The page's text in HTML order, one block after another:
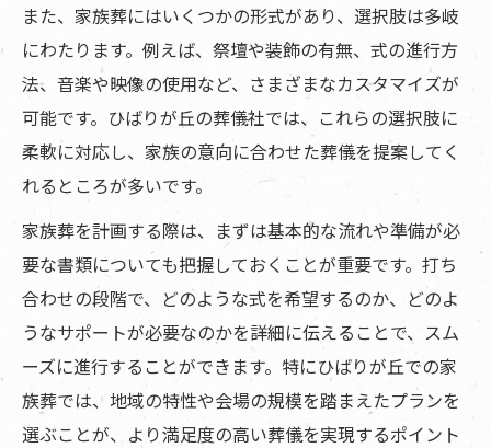
また、家族葬にはいくつかの形式があり、選択肢は多岐
にわたります。例えば、祭壇や装飾の有無、式の進行方
法、音楽や映像の使用など、さまざまなカスタマイズが
可能です。ひばりが丘の葬儀社では、これらの選択肢に
柔軟に対応し、家族の意向に合わせた葬儀を提案してく
れるところが多いです。
家族葬を計画する際は、まずは基本的な流れや準備が必
要な書類についても把握しておくことが重要です。打ち
合わせの段階で、どのような式を希望するのか、どのよ
うなサポートが必要なのかを詳細に伝えることで、スム
ーズに進行することができます。特にひばりが丘での家
族葬では、地域の特性や会場の規模を踏まえたプランを
選ぶことが、より満足度の高い葬儀を実現するポイント